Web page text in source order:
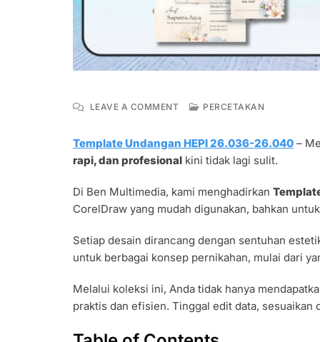
LEAVE A COMMENTON
HEPI
26.036-
FORMAT
SIAP
PERCETAKAN
Template Undangan HEPI 26.036-26.040 –
rapi, dan profesional kini tidak lagi sulit.
Di Ben Multimedia, kami menghadirkan
CorelDraw yang mudah digunakan, bahkan
Setiap desain dirancang dengan sentuhan
untuk berbagai konsep pernikahan, mulai dari
Melalui koleksi ini, Anda tidak hanya
praktis dan efisien. Tinggal edit data, sesuaikan